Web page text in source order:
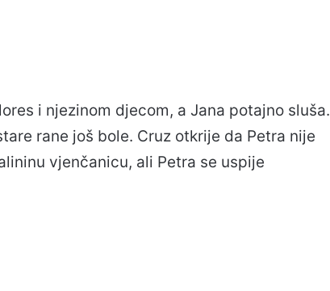
i njezinom djecom, a Jana potajno sluša.
rane još bole. Cruz otkrije da Petra nije
vjenčanicu, ali Petra se uspije